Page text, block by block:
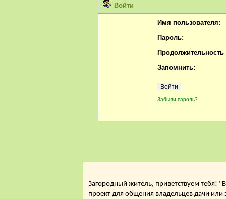
Войти
Имя пользователя:
Пароль:
Продолжительность
Запомнить:
Забыли пароль?
Загородный житель, приветствуем тебя!
проект для общения владельцев дачи или